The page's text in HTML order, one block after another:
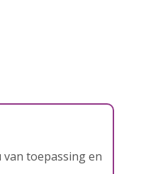
toepassing en